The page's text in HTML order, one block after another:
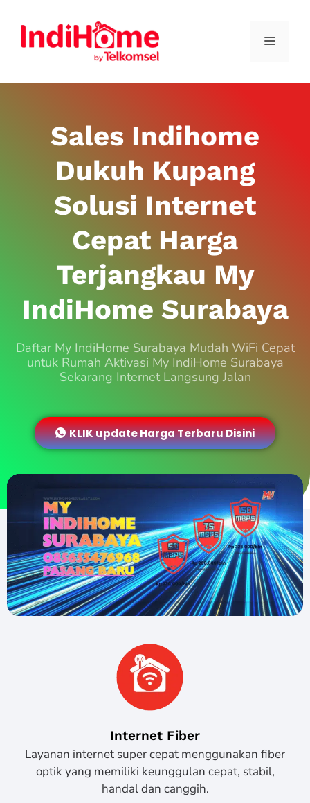
Sales Indihome
Dukuh Kupang
Solusi Internet
Cepat Harga
Terjangkau My
IndiHome Surabaya
Daftar My IndiHome Surabaya Mudah WiFi Cepat
untuk Rumah Aktivasi My IndiHome Surabaya
Sekarang Internet Langsung Jalan
KLIK update Harga Terbaru Disini
Internet Fiber
Layanan internet super cepat menggunakan fiber
optik yang memiliki keunggulan cepat, stabil,
handal dan canggih.